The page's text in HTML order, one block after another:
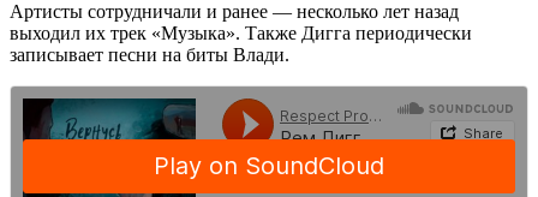
Артисты сотрудничали и ранее — несколько лет назад
выходил их трек «Музыка». Также Дигга периодически
записывает песни на биты Влади.